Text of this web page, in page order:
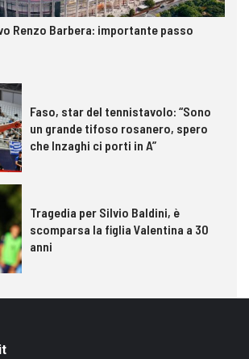
Renzo Barbera: importante passo
Faso, star del tennistavolo: “Sono
un grande tifoso rosanero, spero
che Inzaghi ci porti in A”
Tragedia per Silvio Baldini, è
scomparsa la figlia Valentina a 30
anni